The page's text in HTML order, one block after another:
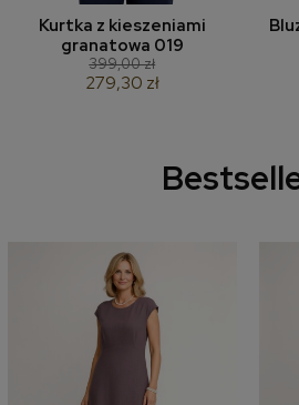
Kurtka z kieszeniami
granatowa 019
399,00 zł
279,30 zł